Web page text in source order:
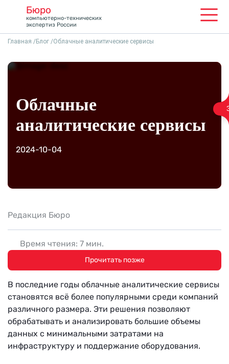
Бюро
компьютерно-технических
экспертиз России
Главная Блог Облачные аналитические сервисы
Облачные
аналитические сервисы
2024-10-04
Редакция Бюро
Время чтения: 7 мин.
Прочитать позже
В последние годы облачные аналитические сервисы
становятся всё более популярными среди компаний
различного размера. Эти решения позволяют
обрабатывать и анализировать большие объемы
данных с минимальными затратами на
инфраструктуру и поддержание оборудования.